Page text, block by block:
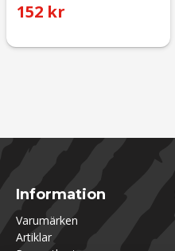
152 kr
Information
Varumärken
Artiklar